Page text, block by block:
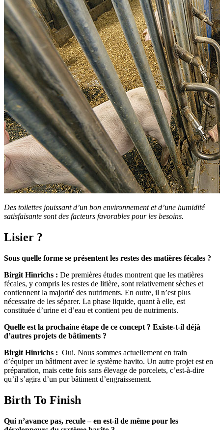
Des toilettes jouissant d’un bon environnement et d’une humidité
satisfaisante sont des facteurs favorables pour les besoins.
Lisier ?
Sous quelle forme se présentent les restes des matières fécales ?
Birgit Hinrichs : De premières études montrent que les matières
fécales, y compris les restes de litière, sont relativement sèches et
contiennent la majorité des nutriments. En outre, il n’est plus
nécessaire de les séparer. La phase liquide, quant à elle, est
constituée d’urine et d’eau et contient peu de nutriments.
Quelle est la prochaine étape de ce concept ? Existe-t-il déjà
d’autres projets de bâtiments ?
Birgit Hinrichs : Oui. Nous sommes actuellement en train
d’équiper un bâtiment avec le système havito. Un autre projet est en
préparation, mais cette fois sans élevage de porcelets, c’est-à-dire
qu’il s’agira d’un pur bâtiment d’engraissement.
Birth To Finish
Qui n’avance pas, recule – en est-il de même pour les